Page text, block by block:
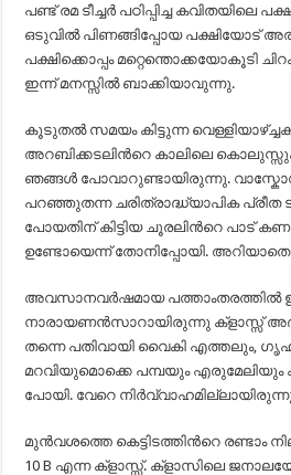
പണ്ട് രമ ടീച്ചര്‍ പഠിപ്പിച്ച കവിതയിലെ
ഒടുവില്‍ പിണങ്ങിപ്പോയ പക്ഷിയോട്
പക്ഷിക്കൊപ്പം മറ്റെന്തൊക്കയോകൂടി
ഇന്ന് മനസ്സില്‍ ബാക്കിയാവുന്നു.
കൂടുതല്‍ സമയം കിട്ടുന്ന
അറബിക്കടലിന്‍റെ കാലിലെ
ഞങ്ങള്‍ പോവാറുണ്ടായിരുന്നു.
പറഞ്ഞുതന്ന ചരിത്രാദ്ധ്യാപിക പ്രീത
പോയതിന് കിട്ടിയ ചൂരലിന്‍റെ പാട്
ഉണ്ടോയെന്ന് തോനിപ്പോയി. അറിയാതെ
അവസാനവര്‍ഷമായ പത്താംതരത്തില്‍
നാരായണന്‍സാറായിരുന്നു ക്ളാസ്സ്
തന്നെ പതിവായി വൈകി എത്തലും,
മറവിയുമൊക്കെ പമ്പയും എരുമേലിയും
പോയി. വേറെ
മുന്‍വശത്തെ കെട്ടിടത്തിന്‍റെ രണ്ടാം
10 B എന്ന ക്ളാസ്സ്. ക്ളാസിലെ